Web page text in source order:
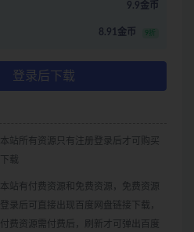
9.9金币
8.91金币 9折
登录后下载
本站所有资源只有注册登录后才可购买
下载
本站有付费资源和免费资源，免费资源
登录后可直接出现百度网盘链接下载，
付费资源需付费后，刷新才可弹出百度